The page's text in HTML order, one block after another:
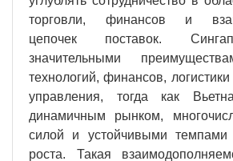
торговли, финансов и
цепочек поставок.
значительными
технологий, финансов,
управления, тогда как
динамичным рынком,
силой и устойчивыми темпами
роста. Такая